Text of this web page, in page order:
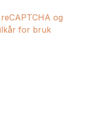
og
for bruk